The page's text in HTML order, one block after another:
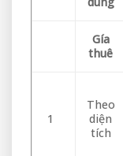
Gía
thuê
1
Theo
diện
tích